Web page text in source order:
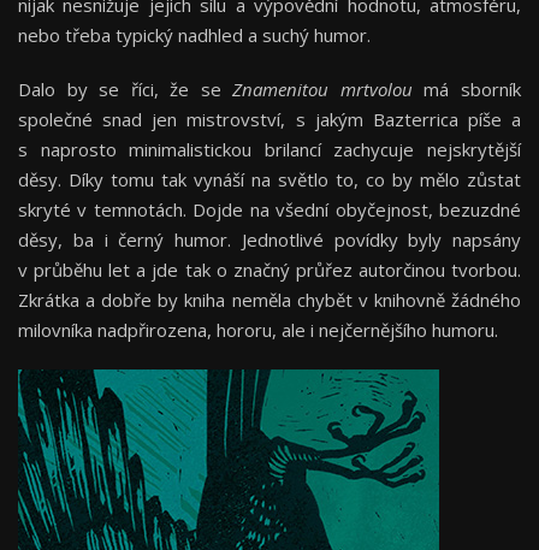
nijak nesnižuje jejich sílu a výpovědní hodnotu, atmosféru,
nebo třeba typický nadhled a suchý humor.
Dalo by se říci, že seZnamenitou mrtvolou má sborník
společné snad jen mistrovství, s jakým Bazterrica píše a
s naprosto minimalistickou brilancí zachycuje nejskrytější
děsy. Díky tomu tak vynáší na světlo to, co by mělo zůstat
skryté v temnotách. Dojde na všední obyčejnost, bezuzdné
děsy, ba i černý humor. Jednotlivé povídky byly napsány
v průběhu let a jde tak o značný průřez autorčinou tvorbou.
Zkrátka a dobře by kniha neměla chybět v knihovně žádného
milovníka nadpřirozena, hororu, ale i nejčernějšího humoru.